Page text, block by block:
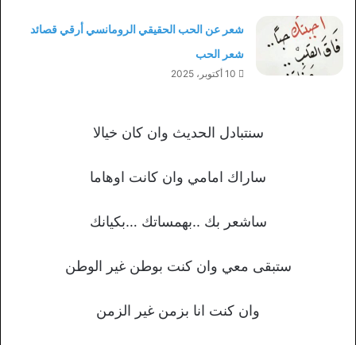
شعر عن الحب الحقيقي الرومانسي أرقي قصائد
شعر الحب
10 أكتوبر، 2025
سنتبادل الحديث وان كان خيالا
ساراك امامي وان كانت اوهاما
ساشعر بك ..بهمساتك …بكيانك
ستبقى معي وان كنت بوطن غير الوطن
وان كنت انا بزمن غير الزمن